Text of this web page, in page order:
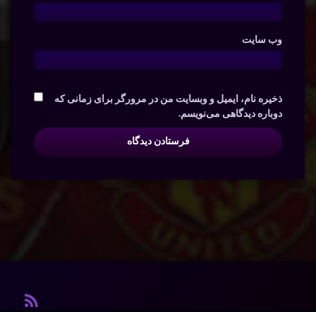
وب‌ سایت
ذخیره نام، ایمیل و وبسایت من در مرورگر برای زمانی که
دوباره دیدگاهی می‌نویسم.
آر